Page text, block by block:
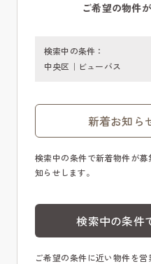
ご希望の物件
検索中の条件：
中央区｜ビューバス
新着お知ら
検索中の条件で新着物件が
知らせします。
検索中の条件
ご希望の条件に近い物件を